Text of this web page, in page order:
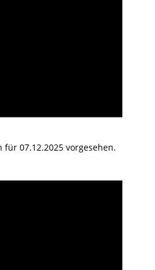
für 07.12.2025 vorgesehen.